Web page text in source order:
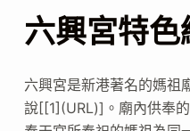
六興宮特色
六興宮是新港著名的媽祖
說[[1](URL)]。廟內供奉